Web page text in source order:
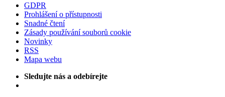
GDPR
Prohlášení o přístupnosti
Snadné čtení
Zásady používání souborů cookie
Novinky
RSS
Mapa webu
Sledujte nás a odebírejte